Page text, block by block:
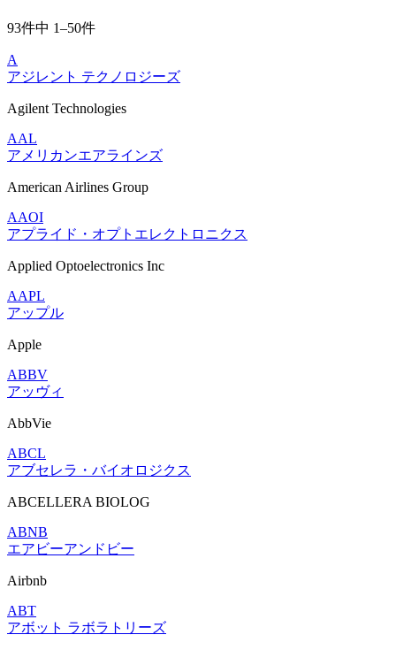
93件中 1–50件
A
アジレント テクノロジーズ
Agilent Technologies
AAL
アメリカンエアラインズ
American Airlines Group
AAOI
アプライド・オプトエレクトロニクス
Applied Optoelectronics Inc
AAPL
アップル
Apple
ABBV
アッヴィ
AbbVie
ABCL
アブセレラ・バイオロジクス
ABCELLERA BIOLOG
ABNB
エアビーアンドビー
Airbnb
ABT
アボット ラボラトリーズ